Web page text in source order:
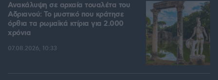
Ανακάλυψη σε αρχαία τουαλέτα του
Αδριανού: Το μυστικό που κράτησε
όρθια τα ρωμαϊκά κτίρια για 2.000
χρόνια
07.08.2026, 10:33